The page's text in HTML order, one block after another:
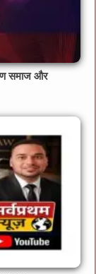
समाज और